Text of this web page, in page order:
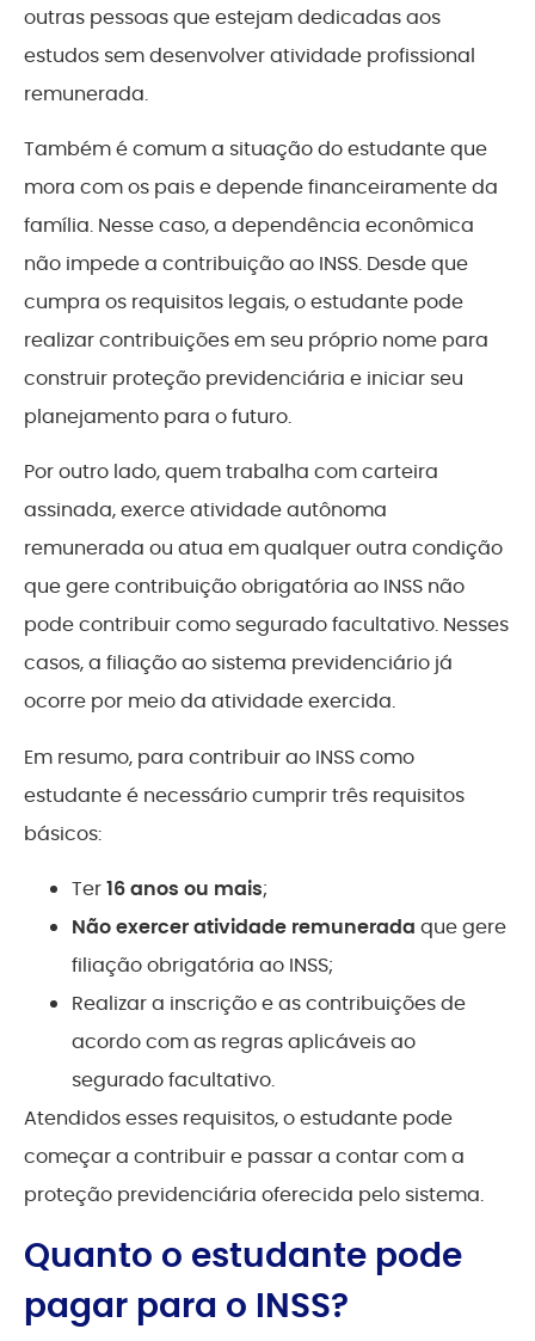
outras pessoas que estejam dedicadas aos
estudos sem desenvolver atividade profissional
remunerada.
Também é comum a situação do estudante que
mora com os pais e depende financeiramente da
família. Nesse caso, a dependência econômica
não impede a contribuição ao INSS. Desde que
cumpra os requisitos legais, o estudante pode
realizar contribuições em seu próprio nome para
construir proteção previdenciária e iniciar seu
planejamento para o futuro.
Por outro lado, quem trabalha com carteira
assinada, exerce atividade autônoma
remunerada ou atua em qualquer outra condição
que gere contribuição obrigatória ao INSS não
pode contribuir como segurado facultativo. Nesses
casos, a filiação ao sistema previdenciário já
ocorre por meio da atividade exercida.
Em resumo, para contribuir ao INSS como
estudante é necessário cumprir três requisitos
básicos:
Ter16 anos ou mais;
Não exercer atividade remunerada que gere
filiação obrigatória ao INSS;
Realizar a inscrição e as contribuições de
acordo com as regras aplicáveis ao
segurado facultativo.
Atendidos esses requisitos, o estudante pode
começar a contribuir e passar a contar com a
proteção previdenciária oferecida pelo sistema.
Quanto o estudante pode
pagar para o INSS?